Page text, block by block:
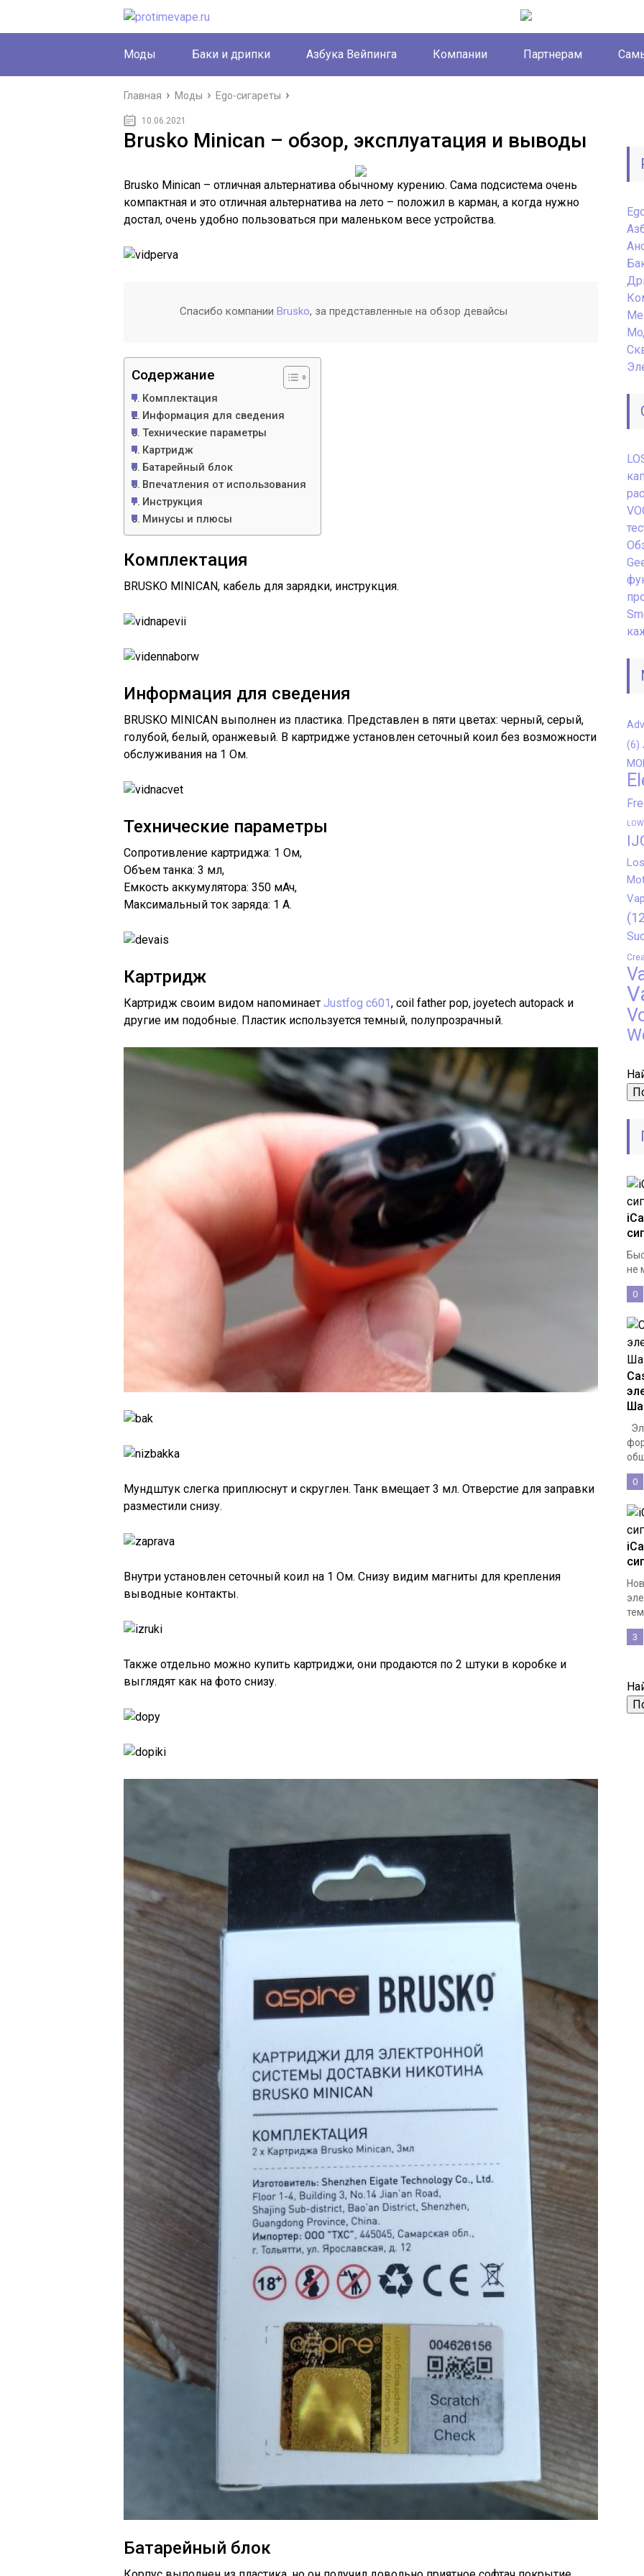
Моды Баки и дрипки Азбука Вейпинга Компании Партнерам
Главная Моды Ego-сигареты
10.06.2021
Brusko Minican – обзор, эксплуатация и выводы
Brusko Minican – отличная альтернатива обычному курению. Сама подсистема очень
компактная и это отличная альтернатива на лето – положил в карман, а когда нужно
достал, очень удобно пользоваться при маленьком весе устройства.
Спасибо компании Brusko, за представленные на обзор девайсы
Содержание
Комплектация
Информация для сведения
Технические параметры
Картридж
Батарейный блок
Впечатления от использования
Инструкция
Минусы и плюсы
Комплектация
BRUSKO MINICAN, кабель для зарядки, инструкция.
Информация для сведения
BRUSKO MINICAN выполнен из пластика. Представлен в пяти цветах: черный, серый,
голубой, белый, оранжевый. В картридже установлен сеточный коил без возможности
обслуживания на 1 Ом.
Технические параметры
Сопротивление картриджа: 1 Ом,
Объем танка: 3 мл,
Емкость аккумулятора: 350 мАч,
Максимальный ток заряда: 1 А.
Картридж
Картридж своим видом напоминает Justfog c601, coil father pop, joyetech autopack и
другие им подобные. Пластик используется темный, полупрозрачный.
Мундштук слегка приплюснут и скруглен. Танк вмещает 3 мл. Отверстие для заправки
разместили снизу.
Внутри установлен сеточный коил на 1 Ом. Снизу видим магниты для крепления
выводные контакты.
Также отдельно можно купить картриджи, они продаются по 2 штуки в коробке и
выглядят как на фото снизу.
Батарейный блок
(6)
не
0
0
3